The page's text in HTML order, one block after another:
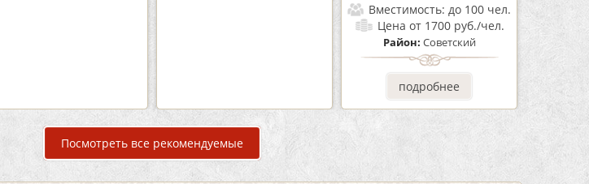
Вместимость: до 100 чел.
Цена от 1700 руб./чел.
Район: Советский
подробнее
Посмотреть все рекомендуемые